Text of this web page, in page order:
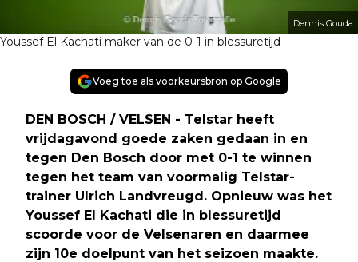
Dennis Gouda
Youssef El Kachati maker van de 0-1 in blessuretijd
Voeg toe als voorkeursbron op Google
DEN BOSCH / VELSEN - Telstar heeft
vrijdagavond goede zaken gedaan in en
tegen Den Bosch door met 0-1 te winnen
tegen het team van voormalig Telstar-
trainer Ulrich Landvreugd. Opnieuw was het
Youssef El Kachati die in blessuretijd
scoorde voor de Velsenaren en daarmee
zijn 10e doelpunt van het seizoen maakte.